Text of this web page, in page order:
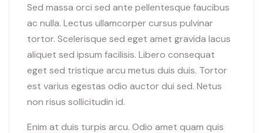
Sed massa orci sed ante pellentesque faucibus
ac nulla. Lectus ullamcorper cursus pulvinar
tortor. Scelerisque sed eget amet gravida lacus
aliquet sed ipsum facilisis. Libero consequat
eget sed tristique arcu metus duis duis. Tortor
est varius egestas odio auctor dui sed. Netus
non risus sollicitudin id.
Enim at duis turpis arcu. Odio amet quam quis